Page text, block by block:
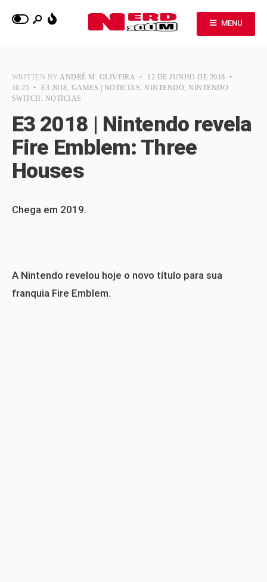
MENU
WRITTEN BYANDRÉ M. OLIVEIRA • 12 DE JUNHO DE 2018 •
16:25 • E3 2018, GAMES | NOTICIAS,NINTENDO,NINTENDO
SWITCH , NOTÍCIAS
E3 2018 | Nintendo revela
Fire Emblem: Three
Houses
Chega em 2019.
A Nintendo revelou hoje o novo título para sua
franquia Fire Emblem.